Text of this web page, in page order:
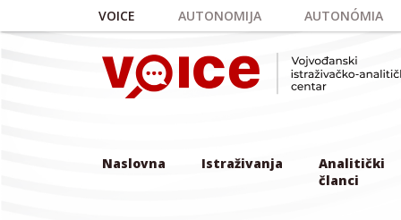
Skip to main content
VOICE AUTONOMIJA AUTONÓMIA
Naslovna Istraživanja
Analitički
članci